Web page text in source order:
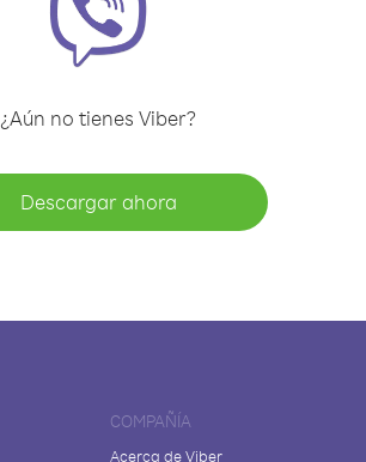
¿Aún no tienes Viber?
Descargar ahora
COMPAÑÍA
Acerca de Viber